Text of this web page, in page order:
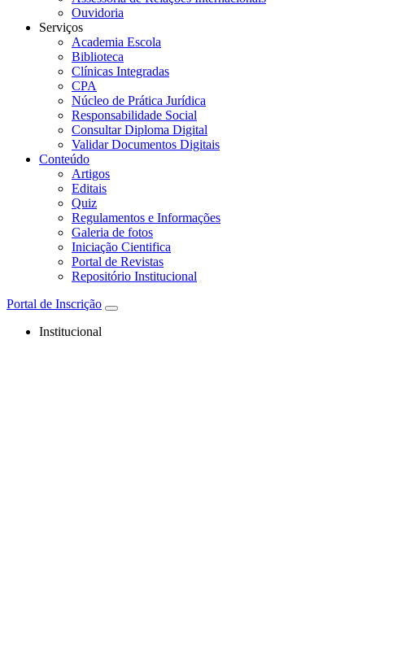
Ouvidoria
Serviços
Academia Escola
Biblioteca
Clínicas Integradas
CPA
Núcleo de Prática Jurídica
Responsabilidade Social
Consultar Diploma Digital
Validar Documentos Digitais
Conteúdo
Artigos
Editais
Quiz
Regulamentos e Informações
Galeria de fotos
Iniciação Cientifica
Portal de Revistas
Repositório Institucional
Portal de Inscrição
Institucional